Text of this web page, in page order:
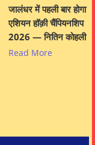
जालंधर में पहली बार होगा
एशियन हॉक़ी चैंपियनशिप
2026 — नितिन कोहली
Read More